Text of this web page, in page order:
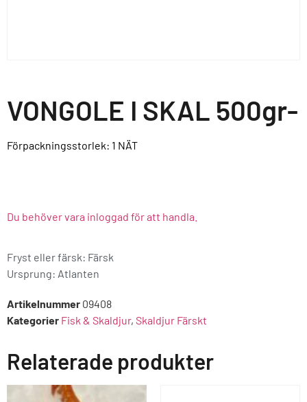
VONGOLE I SKAL 500gr-
Förpackningsstorlek: 1 NÄT
Du behöver vara inloggad för att handla.
Fryst eller färsk: Färsk
Ursprung: Atlanten
Artikelnummer 09408
Kategorier Fisk & Skaldjur, Skaldjur Färskt
Relaterade produkter